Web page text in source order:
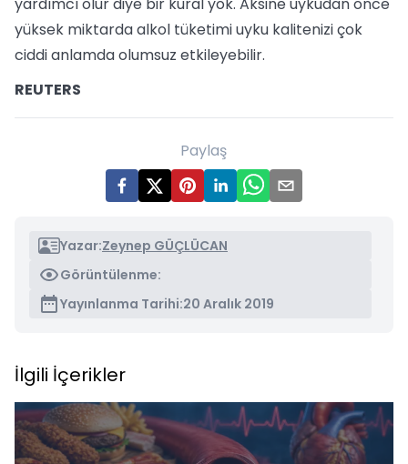
yüksek miktarda alkol tüketimi uyku kalitenizi çok
ciddi anlamda olumsuz etkileyebilir.
REUTERS
Paylaş
Yazar:Zeynep GÜÇLÜCAN
Görüntülenme:
Yayınlanma Tarihi:20 Aralık 2019
İlgili İçerikler